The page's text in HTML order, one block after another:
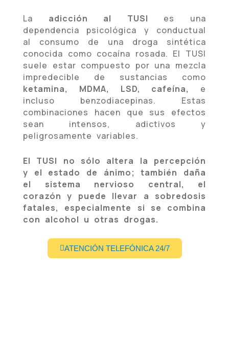
La adicción al TUSI es una
dependencia psicológica y conductual
al consumo de una droga sintética
conocida como cocaína rosada. El TUSI
suele estar compuesto por una mezcla
impredecible de sustancias como
ketamina, MDMA, LSD, cafeína,
e
incluso benzodiacepinas. Estas
combinaciones hacen que sus efectos
sean intensos, adictivos y
peligrosamente variables.
El TUSI no sólo altera la percepción
y el estado de ánimo; también daña
el sistema nervioso central, el
corazón y puede llevar a sobredosis
fatales, especialmente si se combina
con alcohol u otras drogas.
ATENCIÓN TELEFÓNICA 24/7